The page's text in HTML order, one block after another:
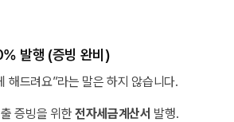
발행 (증빙 완비)
해드려요”라는 말은 하지 않습니다.
증빙을 위한 전자세금계산서 발행.